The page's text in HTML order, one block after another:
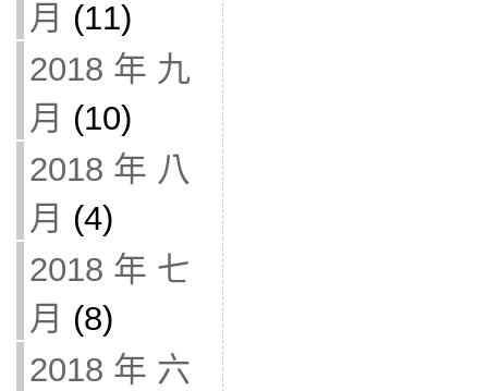
月 (11)
2018 年 九
月 (10)
2018 年 八
月 (4)
2018 年 七
月 (8)
2018 年 六